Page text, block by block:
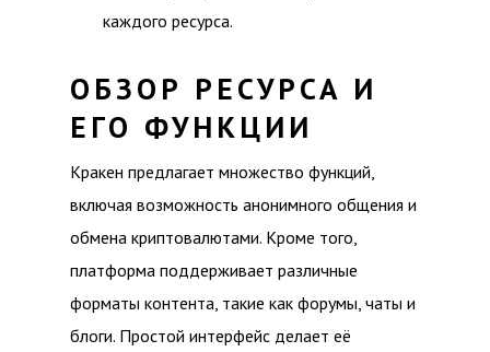
каждого ресурса.
ОБЗОР РЕСУРСА И
ЕГО ФУНКЦИИ
Кракен предлагает множество функций,
включая возможность анонимного общения и
обмена криптовалютами. Кроме того,
платформа поддерживает различные
форматы контента, такие как форумы, чаты и
блоги. Простой интерфейс делает её